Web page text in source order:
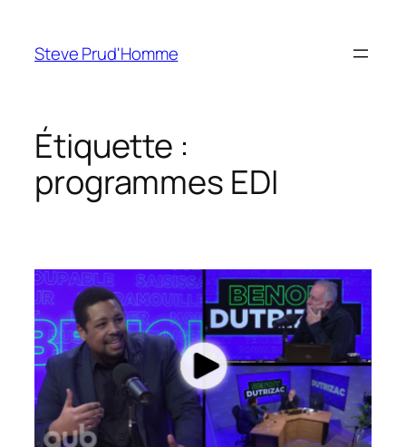
contenu
Steve Prud'Homme
Étiquette :
programmes EDI